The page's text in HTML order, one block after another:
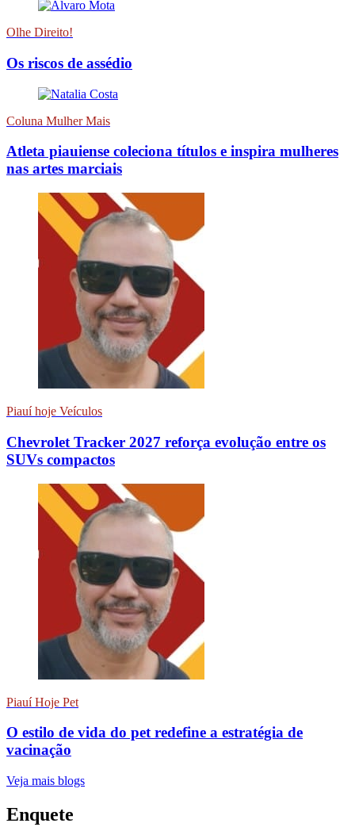
Olhe Direito!
Os riscos de assédio
Coluna Mulher Mais
Atleta piauiense coleciona títulos e inspira mulheres
nas artes marciais
Piauí hoje Veículos
Chevrolet Tracker 2027 reforça evolução entre os
SUVs compactos
Piauí Hoje Pet
O estilo de vida do pet redefine a estratégia de
vacinação
Veja mais blogs
Enquete